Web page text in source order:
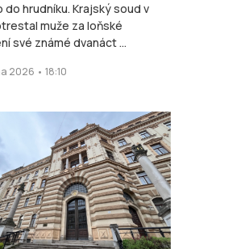
do hrudníku. Krajský soud v
muže za loňské
své známé dvanáct ...
2026 • 18:10